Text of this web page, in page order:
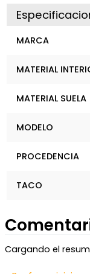
MARCA
MATERIAL
MATERIAL SUELA
MODELO
PROCEDENCIA
TACO
Cargando el